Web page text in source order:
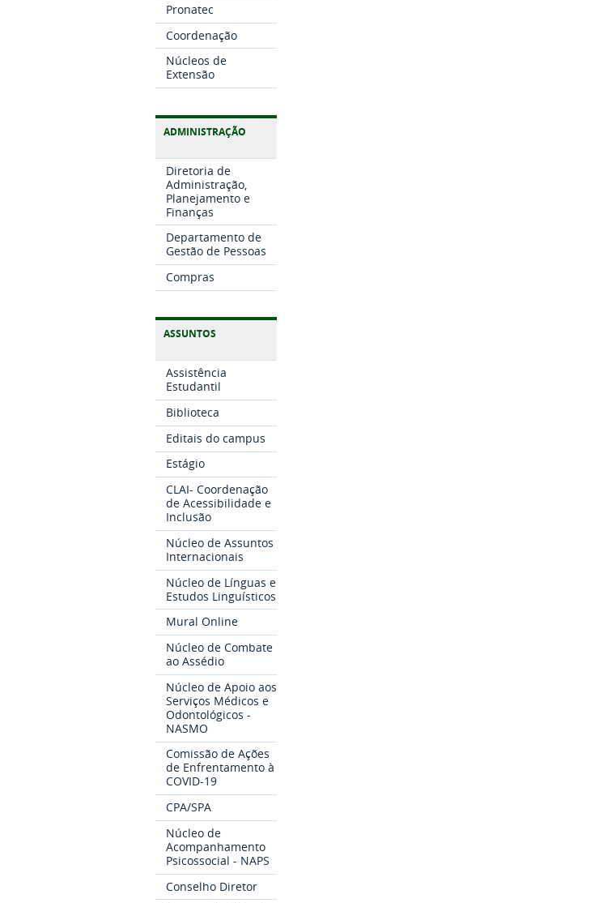
Pronatec
Coordenação
Núcleos de
Extensão
ADMINISTRAÇÃO
Diretoria de
Administração,
Planejamento e
Finanças
Departamento de
Gestão de Pessoas
Compras
ASSUNTOS
Assistência
Estudantil
Biblioteca
Editais do campus
Estágio
CLAI- Coordenação
de Acessibilidade e
Inclusão
Núcleo de Assuntos
Internacionais
Núcleo de Línguas e
Estudos Linguísticos
Mural Online
Núcleo de Combate
ao Assédio
Núcleo de Apoio aos
Serviços Médicos e
Odontológicos -
NASMO
Comissão de Ações
de Enfrentamento à
COVID-19
CPA/SPA
Núcleo de
Acompanhamento
Psicossocial - NAPS
Conselho Diretor